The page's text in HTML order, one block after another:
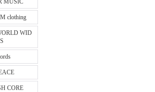
MUSIC
clothing
WID
CORE